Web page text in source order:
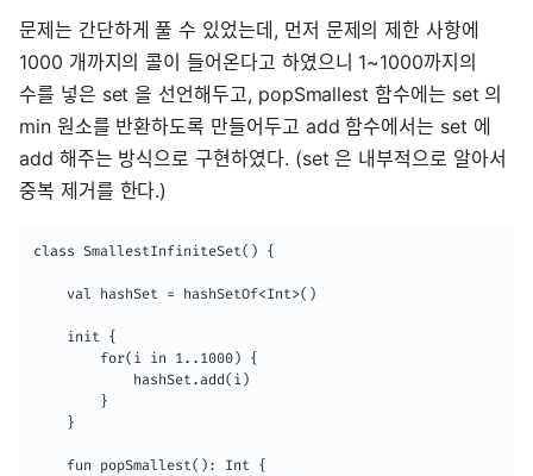
문제는 간단하게 풀 수 있었는데, 먼저 문제의 제한 사항에
1000 개까지의 콜이 들어온다고 하였으니 1~1000까지의
수를 넣은 set 을 선언해두고, popSmallest 함수에는 set 의
min 원소를 반환하도록 만들어두고 add 함수에서는 set 에
add 해주는 방식으로 구현하였다. (set 은 내부적으로 알아서
중복 제거를 한다.)
class SmallestInfiniteSet() {
    val hashSet = hashSetOf<Int>()
    init {
        for(i in 1..1000) {
            hashSet.add(i)
        }
    }
    fun popSmallest(): Int {